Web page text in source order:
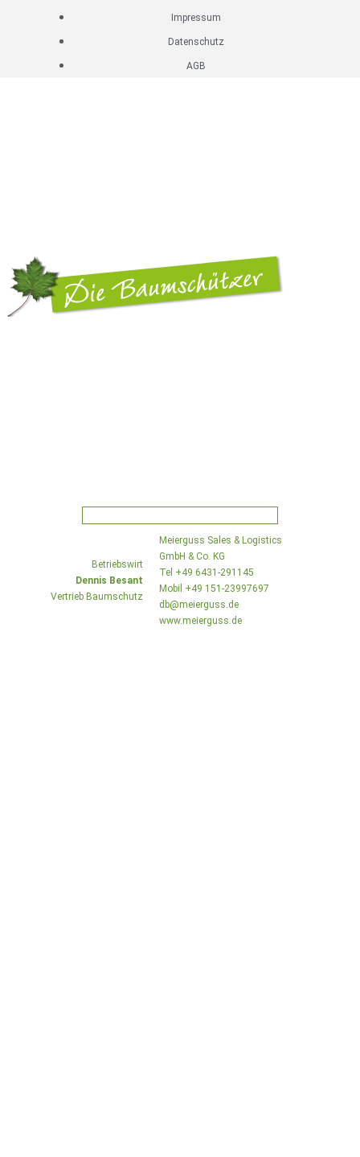
Impressum
Datenschutz
AGB
Betriebswirt
Dennis Besant
Vertrieb Baumschutz
Meierguss Sales & Logistics
GmbH & Co. KG
Tel +49 6431-291145
Mobil +49 151-23997697
db@meierguss.de
www.meierguss.de